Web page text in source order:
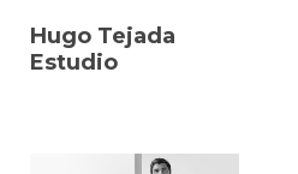
Hugo Tejada
Estudio